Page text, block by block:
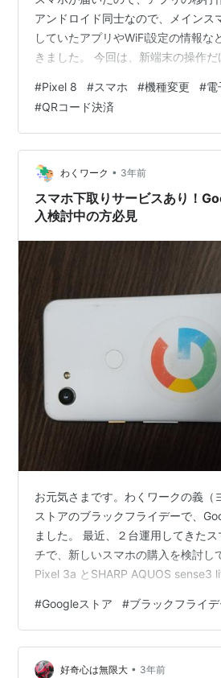
アンドロイド同士なので、メインス
していたアプリやWiFi設定の情報な
きました。 今回は、新端末の操作だ
確認していきます。旧端末での操作
もあるので、機種変更は注意が必要
アプリ 楽天Pay 電話番号認証があ
セットして、ログインします。指定
て認証終了です。旧端末での操作は
PayPay 新端末と旧端末…
#Pixel 8 #スマホ #機種変更 #電
#QRコード決済
わくワーク • 3年前
スマホ下取りサービスあり！
入検討中の方必見
お元気さまです。わくワークの義（
ストアのブラックフライデーで、
ました。 最近、２台運用してきた
チで、新しいスマホの購入を検討し
Pixel 3a とSHARP AQUOS sense3
どの決済用と使い分けてきました。
綺麗に撮れている感じがする一方、
は、電子マネーのタッチ決済の反応
ので、使い分けてきました。 位置情
#Googleストア #ブラックフライデ
好奇心は無限大 • 3年前